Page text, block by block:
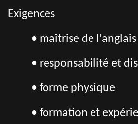
Exigences
• maîtrise de
• responsabilité et
• forme physique
• formation et